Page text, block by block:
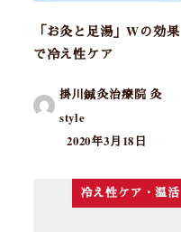
「お灸と足湯」Wの効果
で冷え性ケア
掛川鍼灸治療院 灸
style
2020年3月18日
冷え性ケア・温活